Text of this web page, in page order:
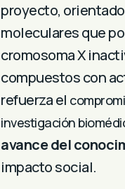
proyecto,
moleculares que
cromosoma X
compuestos con
refuerza el
investigación
avance del
impacto social.